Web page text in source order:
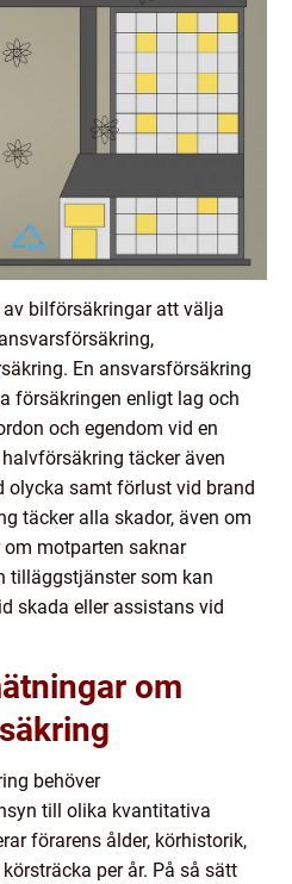
bilförsäkringar att välja
En ansvarsförsäkring
försäkringen enligt lag och
och egendom vid en
täcker även
olycka samt förlust vid brand
täcker alla skador, även om
motparten saknar
tilläggstjänster som kan
skada eller assistans vid
om
behöver
till olika kvantitativa
förarens ålder, körhistorik,
per år. På så sätt